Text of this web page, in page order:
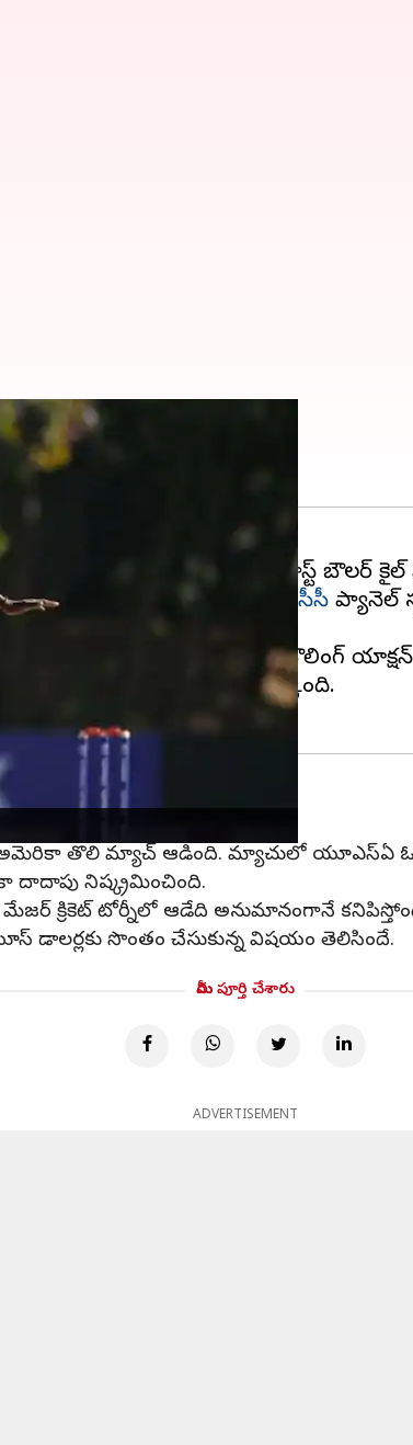
వేటు
షాక్ తగిలింది. ఆ జట్టు ఫాస్ట్ బౌలర్ కైల్
ఈ నిర్ణయం తీసుకున్నట్లు
ఐసీసీ ప్యానెల్
పై అనుమానం ఉందని, అతని బౌలింగ్ యాక్షన్
కొనసాగుతుందని ఐసీసీ పేర్కొంది.
అమెరికా తొలి మ్యాచ్ ఆడింది. మ్యాచులో యూఎస్ఏ
దాదాపు నిష్క్రమించింది.
మేజర్ క్రికెట్ టోర్నీలో ఆడేది అనుమానంగానే
డాలర్లకు సొంతం చేసుకున్న విషయం తెలిసిందే.
మీరు పూర్తి చేశారు
ADVERTISEMENT